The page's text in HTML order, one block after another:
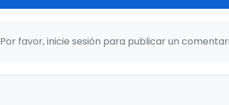
Por favor, inicie sesión para publicar un